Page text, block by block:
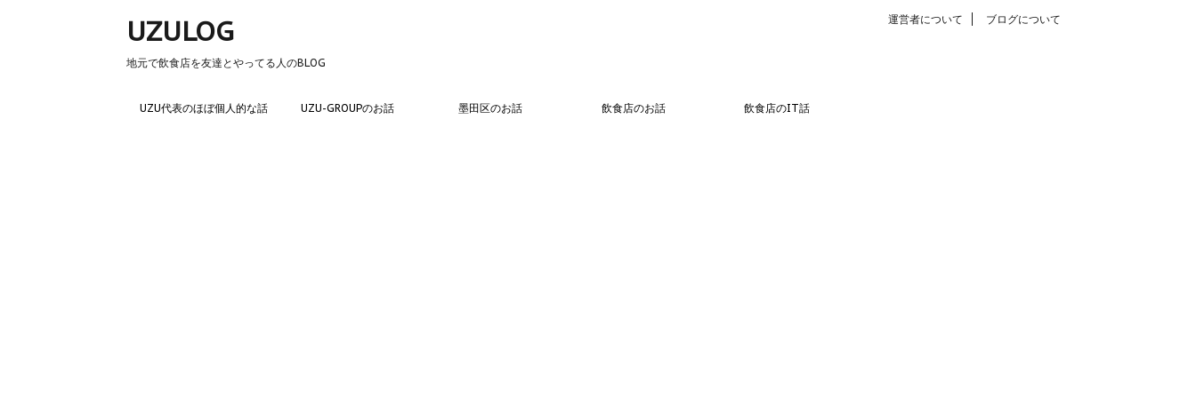
UZULOG
地元で飲食店を友達とやってる人のBLOG
運営者について ブログについて
UZU代表のほぼ個人的な話 UZU-GROUPのお話 墨田区のお話 飲食店のお話 飲食店のIT話